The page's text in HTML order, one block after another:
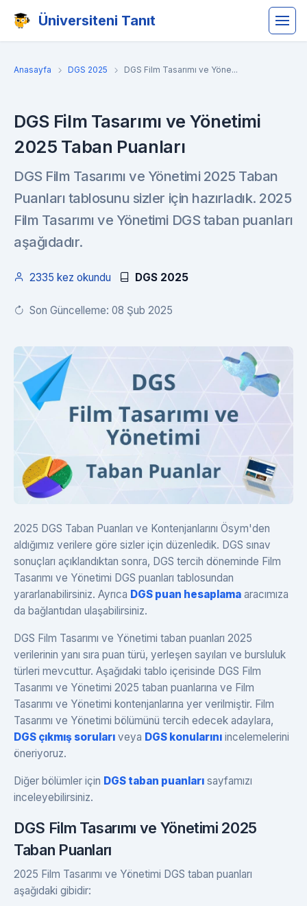
Üniversiteni Tanıt
Anasayfa DGS 2025 DGS Film Tasarımı ve Yöne...
DGS Film Tasarımı ve Yönetimi
2025 Taban Puanları
DGS Film Tasarımı ve Yönetimi 2025 Taban
Puanları tablosunu sizler için hazırladık. 2025
Film Tasarımı ve Yönetimi DGS taban puanları
aşağıdadır.
2335 kez okundu DGS 2025
Son Güncelleme: 08 Şub 2025
2025 DGS Taban Puanları ve Kontenjanlarını Ösym'den
aldığımız verilere göre sizler için düzenledik. DGS sınav
sonuçları açıklandıktan sonra, DGS tercih döneminde Film
Tasarımı ve Yönetimi DGS puanları tablosundan
yararlanabilirsiniz. Ayrıca DGS puan hesaplama aracımıza
da bağlantıdan ulaşabilirsiniz.
DGS Film Tasarımı ve Yönetimi taban puanları 2025
verilerinin yanı sıra puan türü, yerleşen sayıları ve bursluluk
türleri mevcuttur. Aşağıdaki tablo içerisinde DGS Film
Tasarımı ve Yönetimi 2025 taban puanlarına ve Film
Tasarımı ve Yönetimi kontenjanlarına yer verilmiştir. Film
Tasarımı ve Yönetimi bölümünü tercih edecek adaylara,
DGS çıkmış soruları veya DGS konularını incelemelerini
öneriyoruz.
Diğer bölümler için DGS taban puanları sayfamızı
inceleyebilirsiniz.
DGS Film Tasarımı ve Yönetimi 2025
Taban Puanları
2025 Film Tasarımı ve Yönetimi DGS taban puanları
aşağıdaki gibidir: